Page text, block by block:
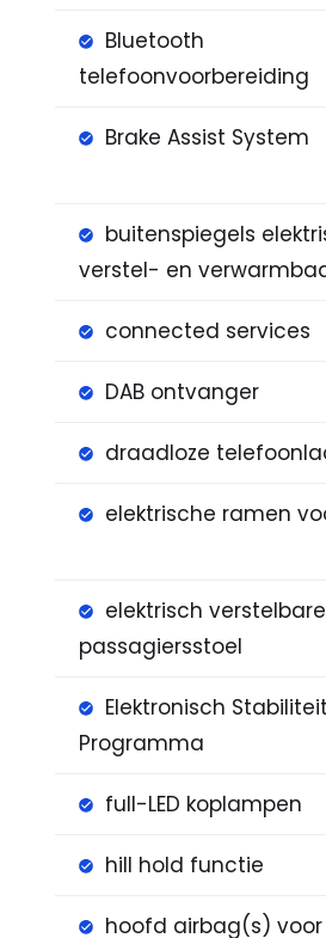
Bluetooth
telefoonvoorbereiding
Brake Assist System
buitenspiegels
verstel- en
connected services
DAB ontvanger
draadloze
elektrische ramen
elektrisch verstelbare
passagiersstoel
Elektronisch
Programma
full-LED koplampen
hill hold functie
hoofd airbag(s) voor